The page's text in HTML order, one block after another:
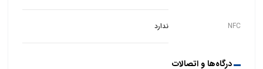
NFC ندارد
درگاه‌ها و اتصالات